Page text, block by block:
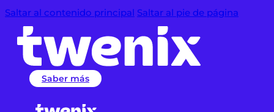
Saltar al contenido principal Saltar al pie de página
Saber más